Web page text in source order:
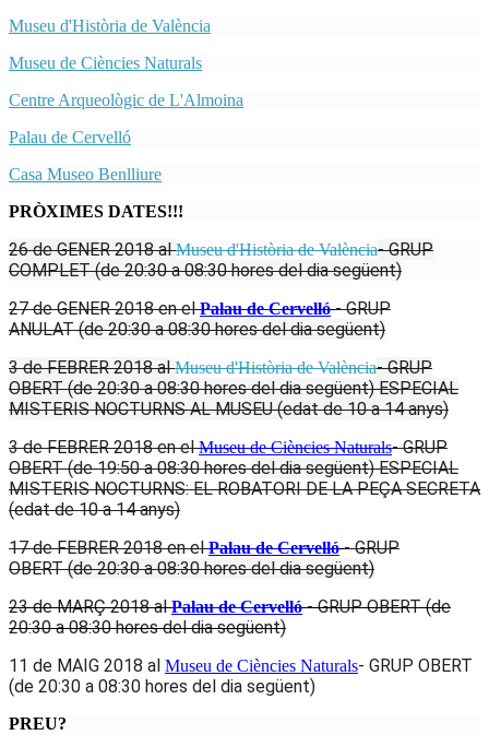
Museu d'Història de València
Museu de Ciències Naturals
Centre Arqueològic de L'Almoina
Palau de Cervelló
Casa Museo Benlliure
PRÒXIMES DATES!!!
26 de GENER2018alMuseu d'Història de València- GRUP
COMPLET(de 20:30 a 08:30 hores del dia següent)
27 deGENER2018en elPalau de Cervelló - GRUP
ANULAT(de 20:30 a 08:30 hores del dia següent)
3 de FEBRER2018alMuseu d'Història de València- GRUP
OBERT(de 20:30 a 08:30 hores del dia següent) ESPECIAL
MISTERIS NOCTURNS AL MUSEU (edat de 10 a 14 anys)
3 deFEBRER2018en elMuseu de Ciències Naturals- GRUP
OBERT (de 19:50 a 08:30 horesdel dia següent) ESPECIAL
MISTERIS NOCTURNS: EL ROBATORI DE LA PEÇA SECRETA
(edat de 10 a 14 anys)
17 deFEBRER2018en elPalau de Cervelló - GRUP
OBERT(de 20:30 a 08:30 hores del dia següent)
23 de MARÇ 2018alPalau de Cervelló - GRUP OBERT (de
20:30 a 08:30 hores del dia següent)
11 de MAIG 2018 al Museu de Ciències Naturals- GRUP OBERT
(de 20:30 a 08:30 hores del dia següent)
PREU?